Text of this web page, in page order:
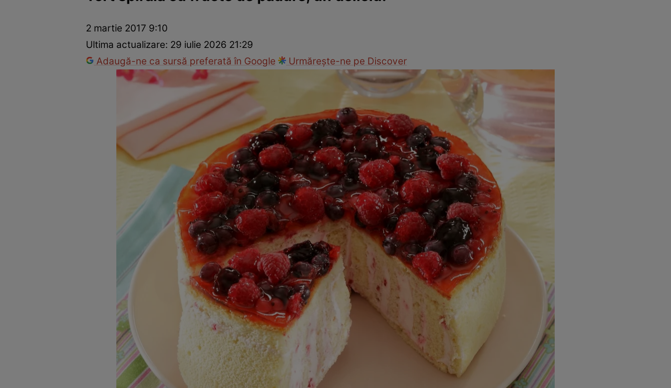
Mâncăruri rapide Rețete cu legume
2 martie 2017 9:10
Ultima actualizare: 29 iulie 2026 21:29
Adaugă-ne ca sursă preferată în Google
Urmărește-ne pe Discover